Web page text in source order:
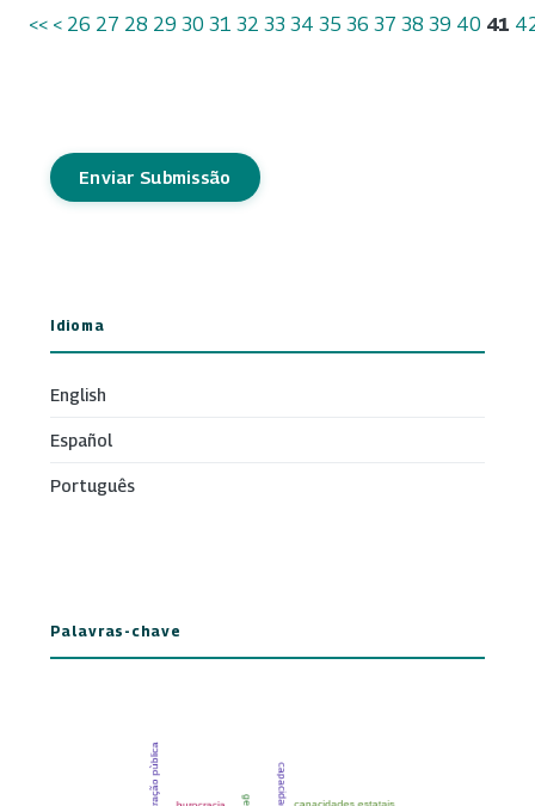
<< < 26 27 28 29 30 31 32 33 34 35 36 37 38 39 40 41
Enviar Submissão
Idioma
English
Español
Português
Palavras-chave